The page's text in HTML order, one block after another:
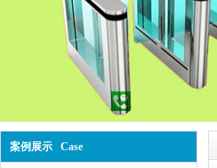
案例展示 Case